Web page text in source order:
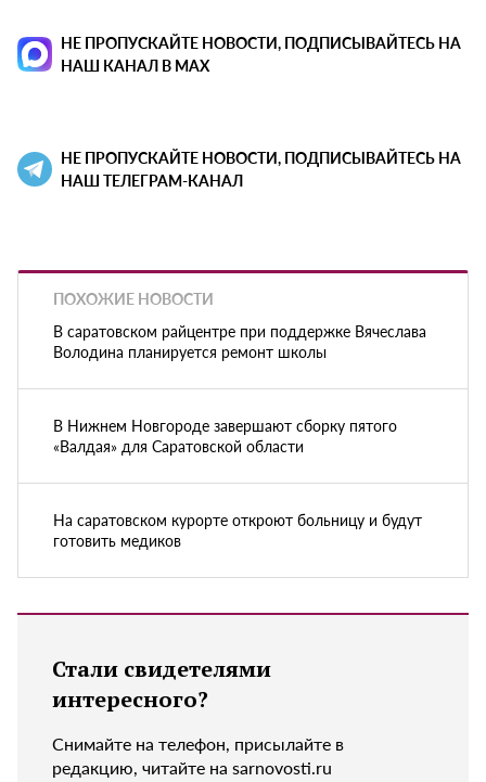
НЕ ПРОПУСКАЙТЕ НОВОСТИ, ПОДПИСЫВАЙТЕСЬ НА
НАШ КАНАЛ В MAX
НЕ ПРОПУСКАЙТЕ НОВОСТИ, ПОДПИСЫВАЙТЕСЬ НА
НАШ ТЕЛЕГРАМ-КАНАЛ
ПОХОЖИЕ НОВОСТИ
В саратовском райцентре при поддержке Вячеслава
Володина планируется ремонт школы
В Нижнем Новгороде завершают сборку пятого
«Валдая» для Саратовской области
На саратовском курорте откроют больницу и будут
готовить медиков
Стали свидетелями
интересного?
Снимайте на телефон, присылайте в
редакцию, читайте на sarnovosti.ru